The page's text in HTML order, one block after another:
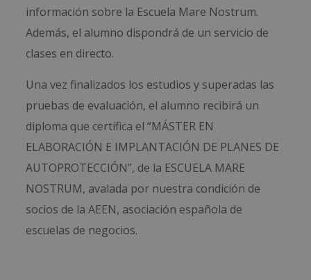
información sobre la Escuela Mare Nostrum.
Además, el alumno dispondrá de un servicio de
clases en directo.
Una vez finalizados los estudios y superadas las
pruebas de evaluación, el alumno recibirá un
diploma que certifica el “MÁSTER EN
ELABORACIÓN E IMPLANTACIÓN DE PLANES DE
AUTOPROTECCIÓN”, de la ESCUELA MARE
NOSTRUM, avalada por nuestra condición de
socios de la AEEN, asociación española de
escuelas de negocios.